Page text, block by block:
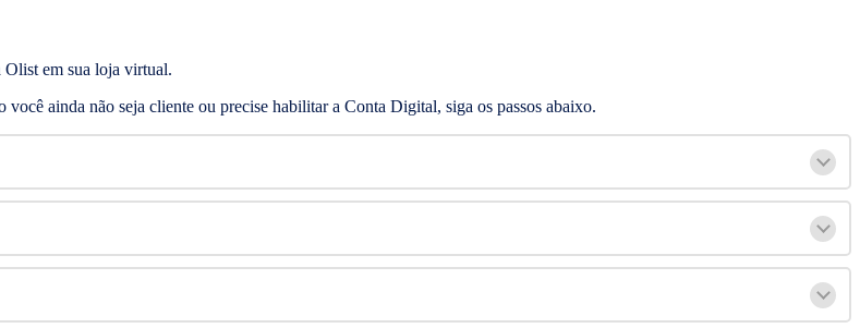
Olist em sua loja virtual.
ainda não seja cliente ou precise habilitar a Conta Digital, siga os passos abaixo.